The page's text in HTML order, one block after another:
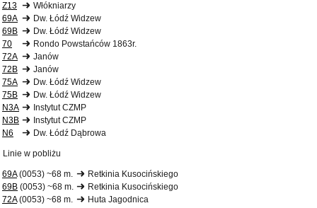
Z13
Włókniarzy
69A
Dw. Łódź Widzew
69B
Dw. Łódź Widzew
70
Rondo Powstańców 1863r.
72A
Janów
72B
Janów
75A
Dw. Łódź Widzew
75B
Dw. Łódź Widzew
N3A
Instytut CZMP
N3B
Instytut CZMP
N6
Dw. Łódź Dąbrowa
Linie w pobliżu
69A(0053) ~68 m.
Retkinia Kusocińskiego
69B (0053) ~68 m.
Retkinia Kusocińskiego
72A(0053) ~68 m.
Huta Jagodnica